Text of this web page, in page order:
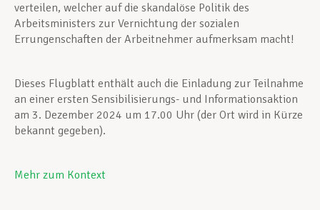
verteilen, welcher auf die skandalöse Politik des
Arbeitsministers zur Vernichtung der sozialen
Errungenschaften der Arbeitnehmer aufmerksam macht!
Dieses Flugblatt enthält auch die Einladung zur Teilnahme
an einer ersten Sensibilisierungs- und Informationsaktion
am 3. Dezember 2024 um 17.00 Uhr (der Ort wird in Kürze
bekannt gegeben).
Mehr zum Kontext